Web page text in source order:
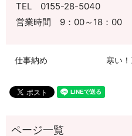
TEL 0155-28-5040
営業時間 9：00～18：00
仕事納め 寒い